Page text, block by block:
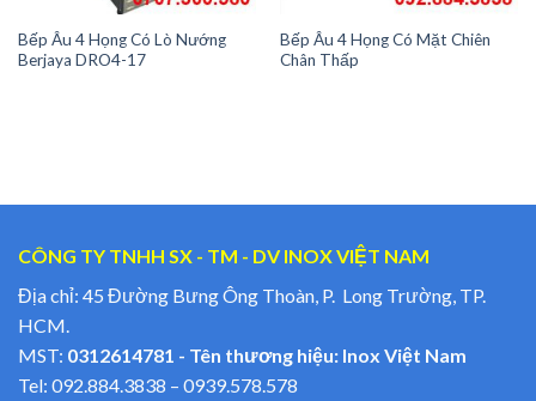
Bếp Âu 4 Họng Có Lò Nướng
Berjaya DRO4-17
Bếp Âu 4 Họng Có Mặt Chiên
Chân Thấp
CÔNG TY TNHH SX - TM - DV INOX VIỆT NAM
Địa chỉ: 45 Đường Bưng Ông Thoàn, P. Long Trường, TP.
HCM.
MST: 0312614781 - Tên thương hiệu: Inox Việt Nam
Tel: 092.884.3838 – 0939.578.578